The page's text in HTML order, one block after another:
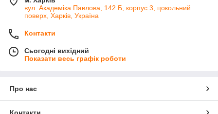
вул. Академіка Павлова, 142 Б, корпус 3, цокольний
поверх, Харків, Україна
Контакти
Сьогодні вихідний
Показати весь графік роботи
Про нас